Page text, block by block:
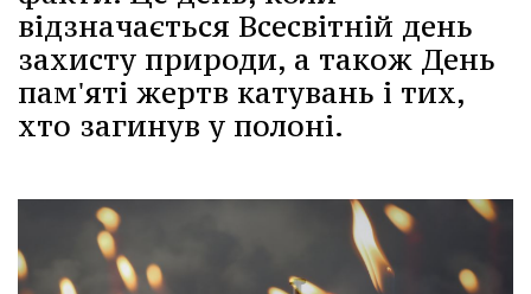
відзначається Всесвітній день
захисту природи, а також День
пам'яті жертв катувань і тих,
хто загинув у полоні.